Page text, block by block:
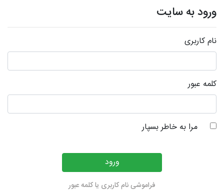
ورود به سایت
نام کاربری
کلمه عبور
مرا به خاطر بسپار
ورود
فراموشی نام کاربری یا کلمه عبور